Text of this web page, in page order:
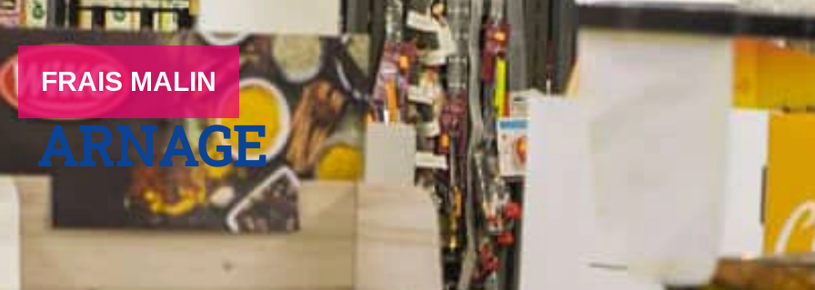
FRAIS MALIN
ARNAGE